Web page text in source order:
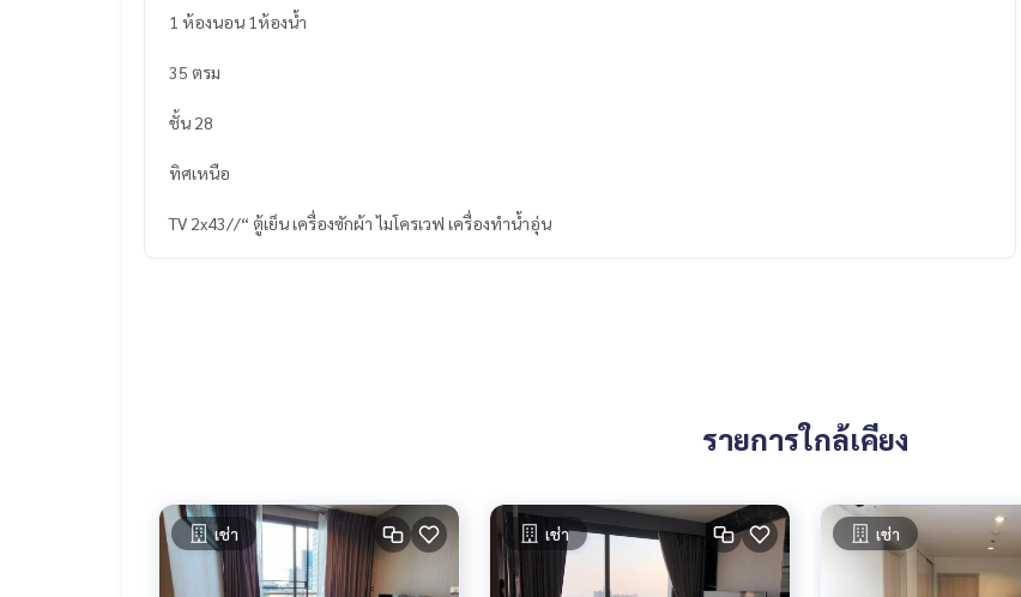
1 ห้องนอน 1ห้องน้ำ
35 ตรม
ชั้น 28
ทิศเหนือ
TV 2x43//“ ตู้เย็น เครื่องซักผ้า ไมโครเวฟ เครื่องทำน้ำอุ่น
รายการใกล้เคียง
เช่า เช่า เช่า